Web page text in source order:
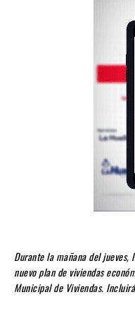
Durante la mañana del
nuevo plan de viviendas
Municipal de Viviendas.